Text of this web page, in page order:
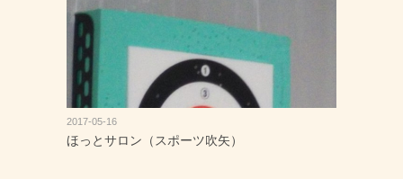
2017-05-16
ほっとサロン（スポーツ吹矢）